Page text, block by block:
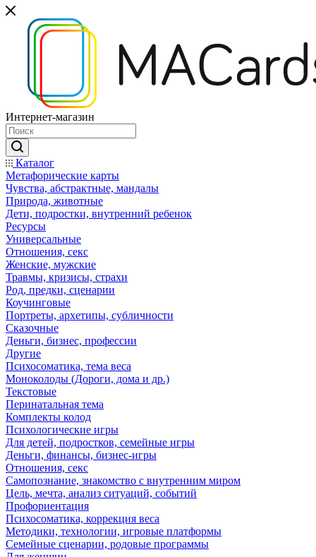
Интернет-магазин
Каталог
Mетафорические карты
Чувства, абстрактные, мандалы
Природа, животные
Дети, подростки, внутренний ребенок
Ресурсы
Универсальные
Отношения, секс
Женские, мужские
Травмы, кризисы, страхи
Род, предки, сценарии
Коучинговые
Портреты, архетипы, субличности
Сказочные
Деньги, бизнес, профессии
Другие
Психосоматика, тема веса
Моноколоды (Дороги, дома и др.)
Текстовые
Перинатальная тема
Комплекты колод
Психологические игры
Для детей, подростков, семейные игры
Деньги, финансы, бизнес-игры
Отношения, секс
Самопознание, знакомство с внутренним миром
Цель, мечта, анализ ситуаций, событий
Профориентация
Психосоматика, коррекция веса
Методики, технологии, игровые платформы
Семейные сценарии, родовые программы